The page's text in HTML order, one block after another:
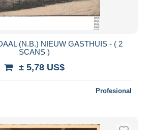
(N.B.) NIEUW GASTHUIS - ( 2
SCANS )
± 5,78 US$
Profesional